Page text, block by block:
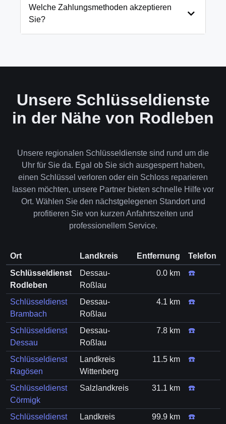
und öffnen Ihre Tür in 99% der Fälle
zerstörungsfrei. Nur in absoluten Ausnahmefällen,
Welche Zahlungsmethoden akzeptieren
Sie?
Unsere Schlüsseldienste
in der Nähe von Rodleben
Unsere regionalen Schlüsseldienste sind rund um die
Uhr für Sie da. Egal ob Sie sich ausgesperrt haben,
einen Schlüssel verloren oder ein Schloss reparieren
lassen möchten, unsere Partner bieten schnelle Hilfe vor
Ort. Wählen Sie den nächstgelegenen Standort und
profitieren Sie von kurzen Anfahrtszeiten und
professionellem Service.
Ort Landkreis Entfernung
Telefon
Schlüsseldienst
Rodleben
Dessau-
Roßlau
0.0 km ☎️
Schlüsseldienst
Brambach
Dessau-
Roßlau
4.1 km ☎️
Schlüsseldienst
Dessau
Dessau-
Roßlau
7.8 km ☎️
Schlüsseldienst
Ragösen
Landkreis
Wittenberg
11.5 km ☎️
Schlüsseldienst
Cörmigk
Salzlandkreis 31.1 km ☎️
Schlüsseldienst
Landkreis
99.9 km ☎️